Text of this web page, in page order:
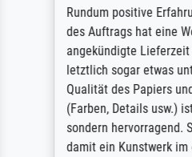
Rundum positive
des Auftrags hat eine
angekündigte Lieferzeit
letztlich sogar etwas
Qualität des Papiers
(Farben, Details usw.)
sondern hervorragend.
damit ein Kunstwerk im